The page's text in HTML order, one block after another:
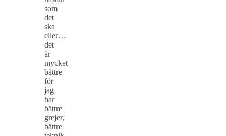
som
det
ska
eller…
det
är
mycket
bättre
för
jag
har
bättre
grejer,
bättre